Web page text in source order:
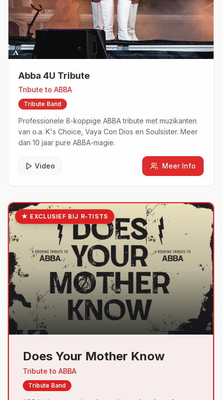
Abba 4U Tribute
Tribute to ABBA
Tribute Band
Professionele 8-koppige ABBA tribute met muzikanten
van o.a. K's Choice, Vaya Con Dios en Soulsister. Meer
dan 10 jaar pure ABBA-magie.
Video Meer Info
★ EXCLUSIEF BIJ R-TISTS
Does Your Mother Know
Tribute to ABBA
Tribute Band